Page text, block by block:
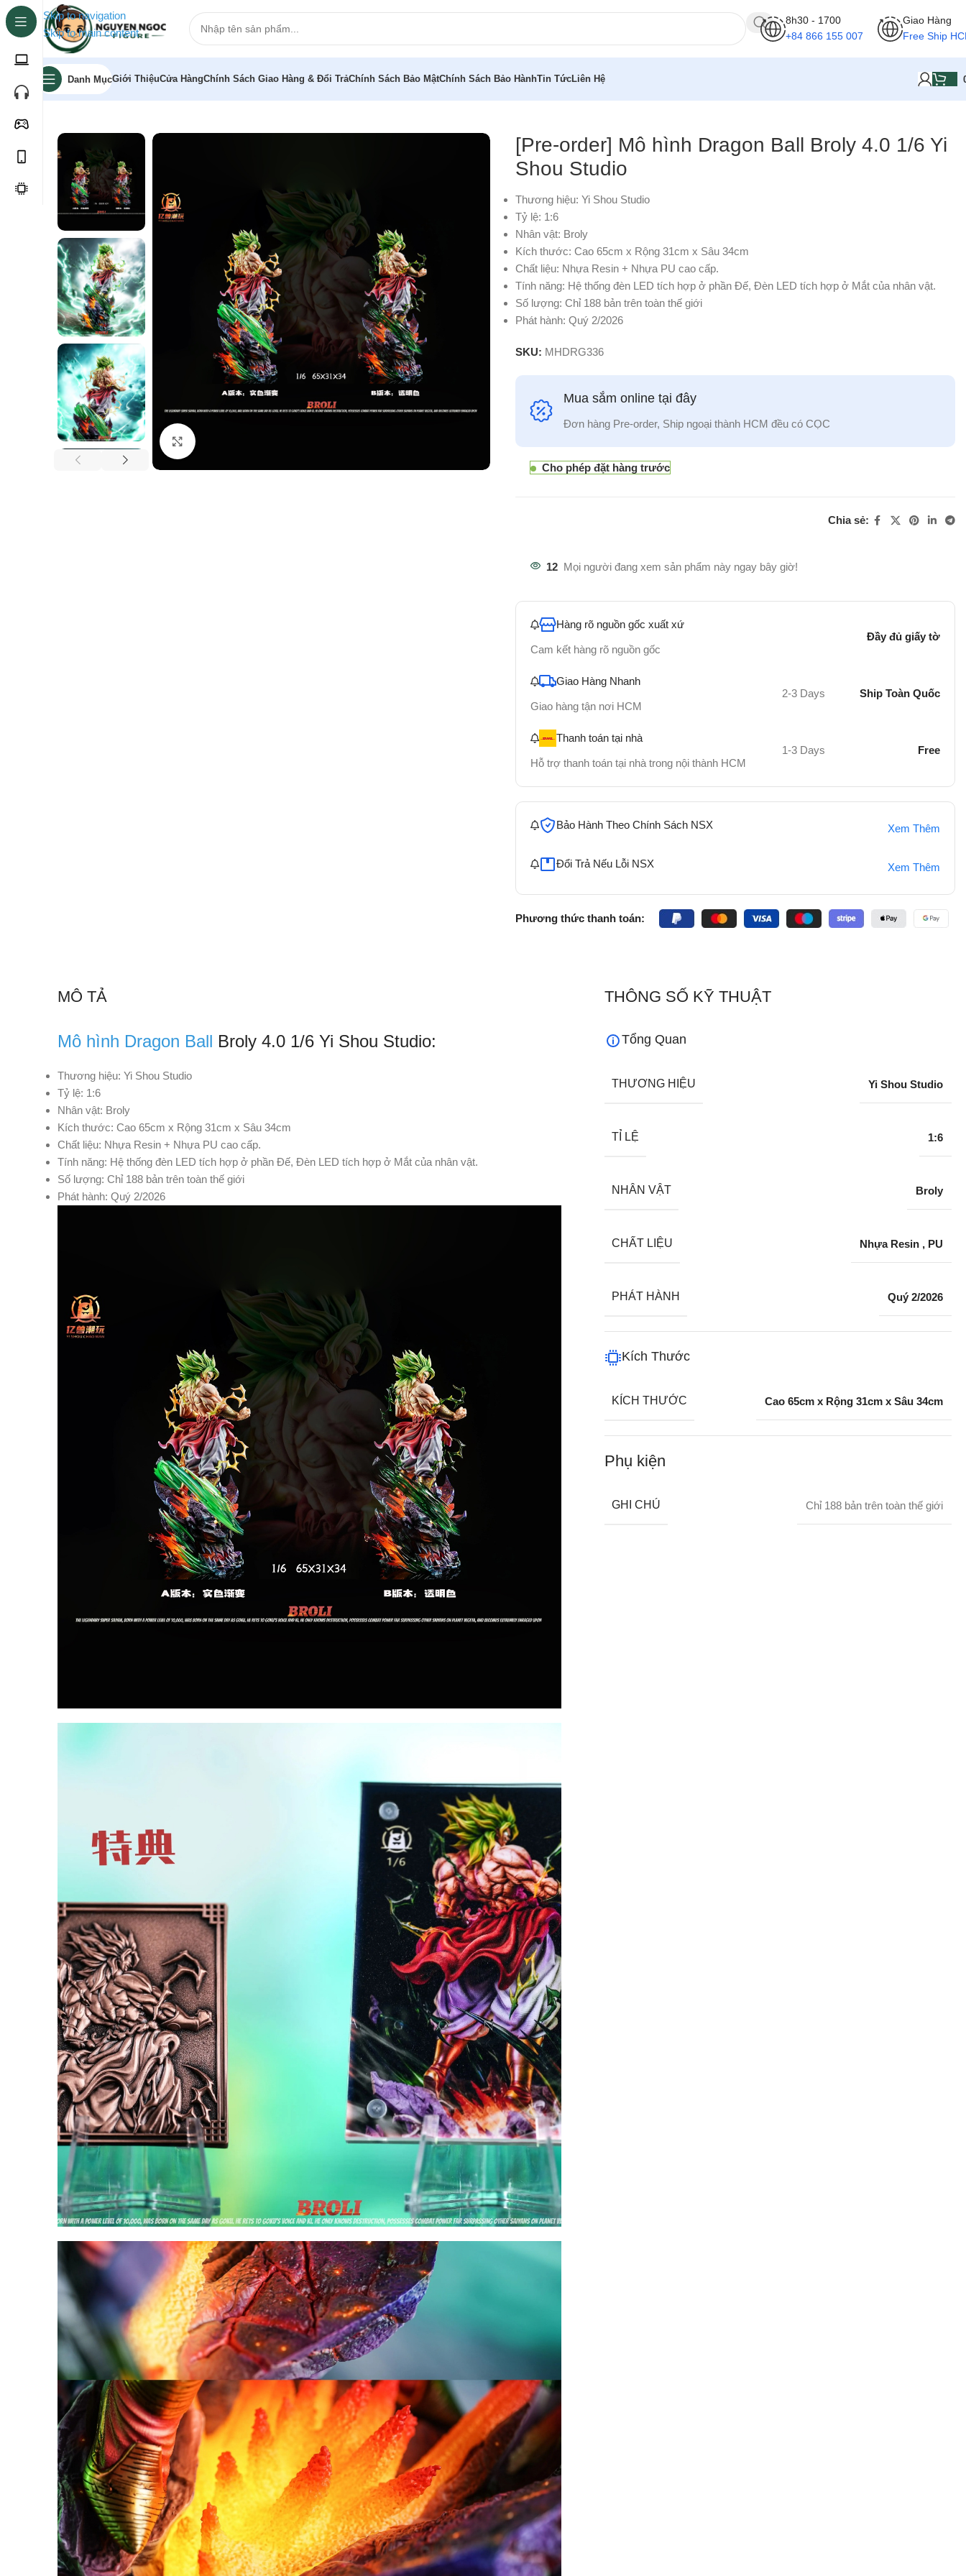
Skip to navigation
Skip to main content
8h30 - 1700
+84 866 155 007
Giao Hàng
Free Ship
Danh MụcGiới ThiệuCửa HàngChính Sách Giao Hàng & Đổi TrảChính Sách Bảo MậtChính Sách Bảo HànhTin TứcLiên Hệ
Trang chủ»
[Pre-order] Mô hình Dragon Ball Broly 4.0 1/6 Yi
Shou Studio
Thương hiệu: Yi Shou Studio
Tỷ lệ: 1:6
Nhân vật: Broly
Kích thước: Cao 65cm x Rộng 31cm x Sâu 34cm
Chất liệu: Nhựa Resin + Nhựa PU cao cấp.
Tính năng: Hệ thống đèn LED tích hợp ở phần Đế, Đèn LED tích hợp ở Mắt của nhân vật.
Số lượng: Chỉ 188 bản trên toàn thế giới
Phát hành: Quý 2/2026
SKU: MHDRG336
Mua sắm online tại đây
Đơn hàng Pre-order, Ship ngoại thành HCM đều có CỌC
Cho phép đặt hàng trước
Chia sẻ:
12 Mọi người đang xem sản phẩm này ngay bây giờ!
Hàng rõ nguồn gốc xuất xứ
Cam kết hàng rõ nguồn gốc
Đầy đủ giấy tờ
Giao Hàng Nhanh
Giao hàng tận nơi HCM
2-3 Days Ship Toàn Quốc
Thanh toán tại nhà
Hỗ trợ thanh toán tại nhà trong nội thành HCM
1-3 Days Free
Bảo Hành Theo Chính Sách NSX Xem Thêm
Đổi Trả Nếu Lỗi NSX Xem Thêm
Phương thức thanh toán:
MÔ TẢ
Mô hình Dragon Ball Broly 4.0 1/6 Yi Shou Studio:
Thương hiệu: Yi Shou Studio
Tỷ lệ: 1:6
Nhân vật: Broly
Kích thước: Cao 65cm x Rộng 31cm x Sâu 34cm
Chất liệu: Nhựa Resin + Nhựa PU cao cấp.
Tính năng: Hệ thống đèn LED tích hợp ở phần Đế, Đèn LED tích hợp ở Mắt của nhân vật.
Số lượng: Chỉ 188 bản trên toàn thế giới
Phát hành: Quý 2/2026
THÔNG SỐ KỸ THUẬT
Tổng Quan
THƯƠNG HIỆU Yi Shou Studio
TỈ LỆ 1:6
NHÂN VẬT Broly
CHẤT LIỆU Nhựa Resin , PU
PHÁT HÀNH Quý 2/2026
Kích Thước
KÍCH THƯỚC Cao 65cm x Rộng 31cm x Sâu 34cm
Phụ kiện
GHI CHÚ Chỉ 188 bản trên toàn thế giới